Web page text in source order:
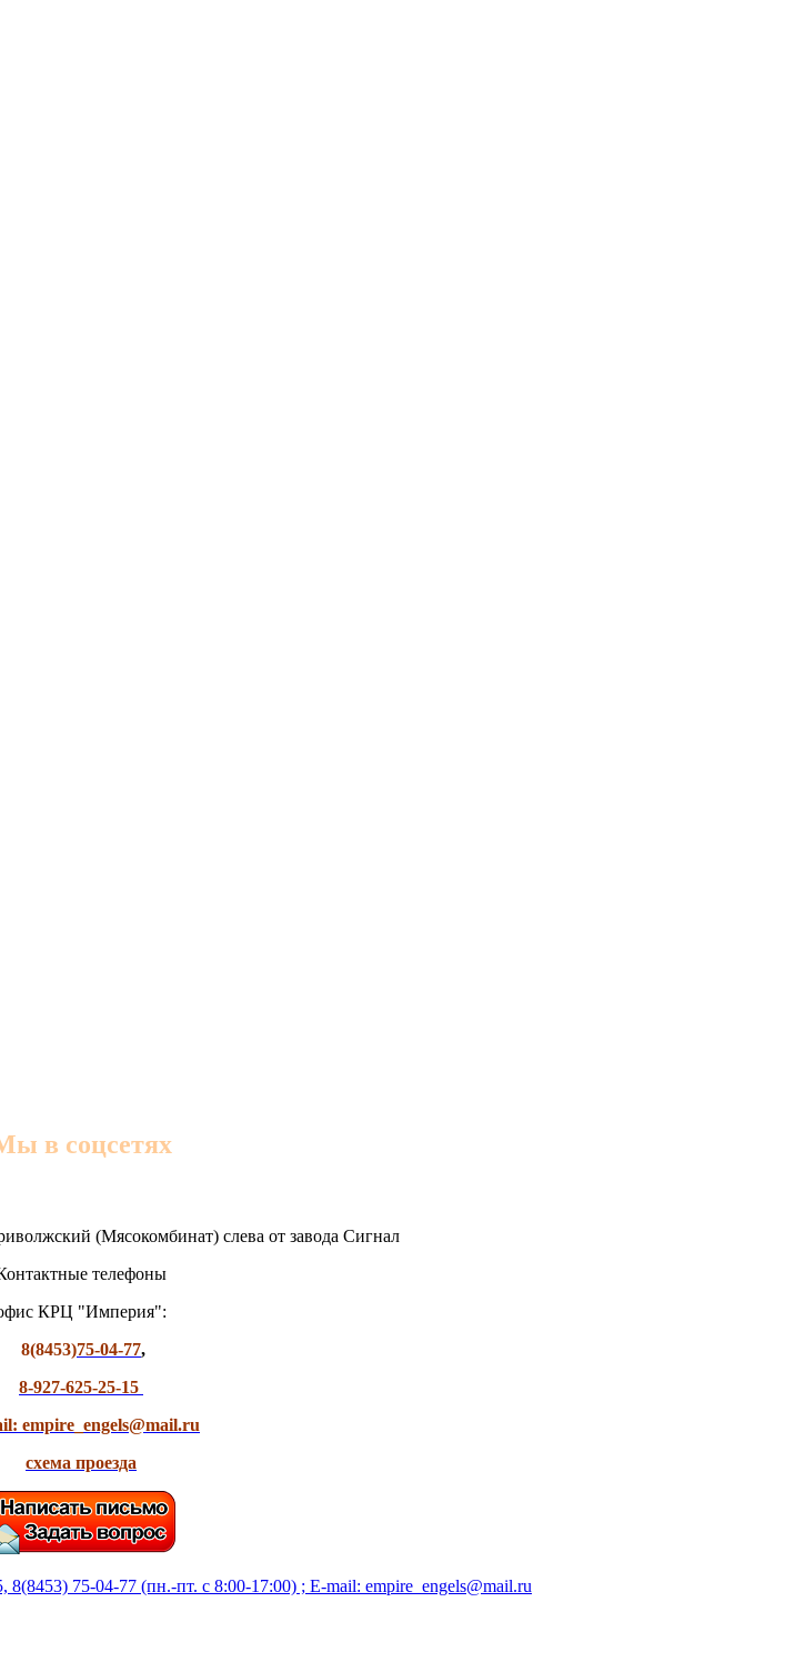
в соцсетях
(Мясокомбинат) слева от завода Сигнал
телефоны
КРЦ "Империя":
8(8453)75-04-77,
8-927-625-25-15
empire_engels@mail.ru
схема проезда
8(8453) 75-04-77 (пн.-пт. с 8:00-17:00) ; E-mail: empire_engels@mail.ru